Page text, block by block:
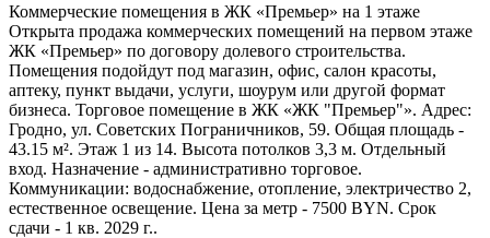
Коммерческие помещения в ЖК «Премьер» на 1 этаже
Открыта продажа коммерческих помещений на первом этаже
ЖК «Премьер» по договору долевого строительства.
Помещения подойдут под магазин, офис, салон красоты,
аптеку, пункт выдачи, услуги, шоурум или другой формат
бизнеса. Торговое помещение в ЖК «ЖК "Премьер"». Адрес:
Гродно, ул. Советских Пограничников, 59. Общая площадь -
43.15 м². Этаж 1 из 14. Высота потолков 3,3 м. Отдельный
вход. Назначение - административно торговое.
Коммуникации: водоснабжение, отопление, электричество 2,
естественное освещение. Цена за метр - 7500 BYN. Срок
сдачи - 1 кв. 2029 г..